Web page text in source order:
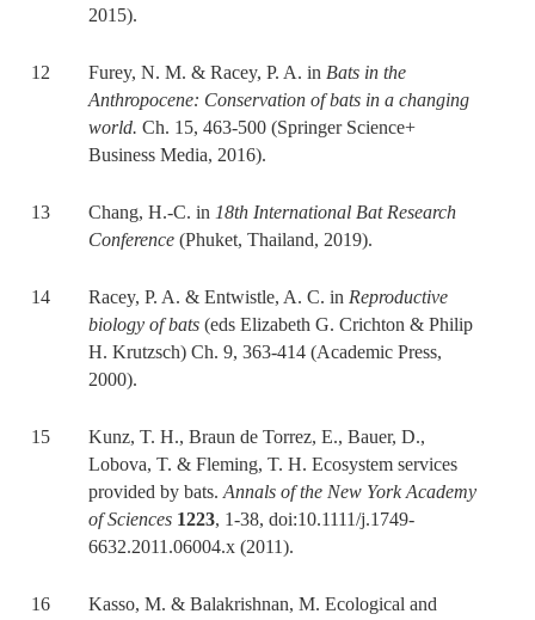
2015).
12 Furey, N. M. & Racey, P. A. in Bats in the
Anthropocene: Conservation of bats in a changing
world. Ch. 15, 463-500 (Springer Science+
Business Media, 2016).
13 Chang, H.-C. in 18th International Bat Research
Conference (Phuket, Thailand, 2019).
14 Racey, P. A. & Entwistle, A. C. in Reproductive
biology of bats (eds Elizabeth G. Crichton & Philip
H. Krutzsch) Ch. 9, 363-414 (Academic Press,
2000).
15 Kunz, T. H., Braun de Torrez, E., Bauer, D.,
Lobova, T. & Fleming, T. H. Ecosystem services
provided by bats. Annals of the New York Academy
of Sciences 1223, 1-38, doi:10.1111/j.1749-
6632.2011.06004.x (2011).
16 Kasso, M. & Balakrishnan, M. Ecological and